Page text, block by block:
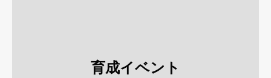
育成イベント